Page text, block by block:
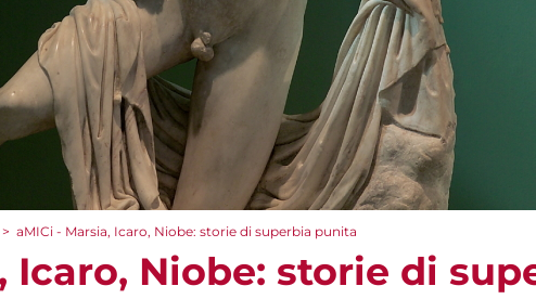
> aMICi - Marsia, Icaro, Niobe: storie di superbia punita
Icaro, Niobe: storie di